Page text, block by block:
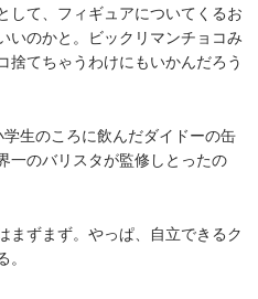
して、フィギュアについてくるお
いのかと。ビックリマンチョコみ
捨てちゃうわけにもいかんだろう
生のころに飲んだダイドーの缶
一のバリスタが監修しとったの
まずまず。やっぱ、自立できるク